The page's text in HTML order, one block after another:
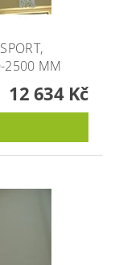
2500 MM
12 634 Kč